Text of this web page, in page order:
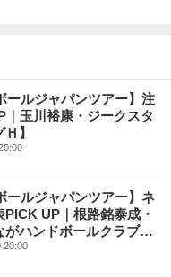
ールジャパンツアー】注
｜玉川裕康・ジークスタ
】
ールジャパンツアー】ネ
PICK UP｜根路銘泰成・
がハンドボールクラブ
20:00